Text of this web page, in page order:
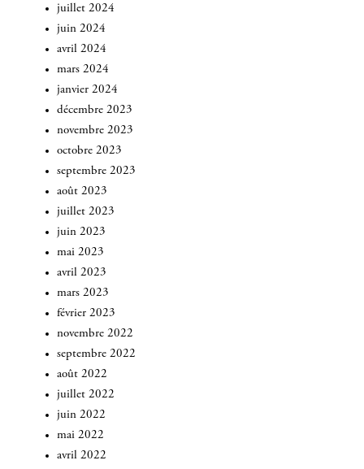
juillet 2024
juin 2024
avril 2024
mars 2024
janvier 2024
décembre 2023
novembre 2023
octobre 2023
septembre 2023
août 2023
juillet 2023
juin 2023
mai 2023
avril 2023
mars 2023
février 2023
novembre 2022
septembre 2022
août 2022
juillet 2022
juin 2022
mai 2022
avril 2022